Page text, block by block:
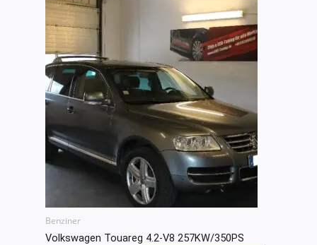
Benziner
Volkswagen Touareg 4.2-V8 257KW/350PS